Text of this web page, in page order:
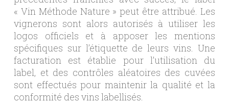
« Vin Méthode Nature » peut être attribué. Les
vignerons sont alors autorisés à utiliser les
logos officiels et à apposer les mentions
spécifiques sur l’étiquette de leurs vins. Une
facturation est établie pour l’utilisation du
label, et des contrôles aléatoires des cuvées
sont effectués pour maintenir la qualité et la
conformité des vins labellisés.